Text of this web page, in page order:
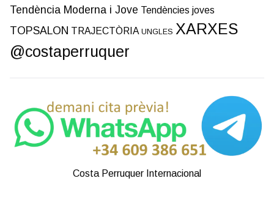
Tendència Moderna i Jove Tendències joves
TOPSALON TRAJECTÒRIA UNGLES XARXES
@costaperruquer
Costa Perruquer Internacional